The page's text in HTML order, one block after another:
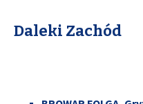
Daleki Zachód